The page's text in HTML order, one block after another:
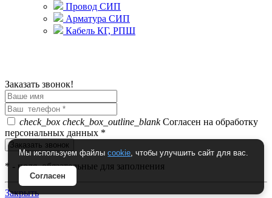
Провод СИП
Арматура СИП
Кабель КГ, РПШ
Мы используем файлыcookie, чтобы улучшить сайт для вас.
Согласен
Заказать звонок!
check_box check_box_outline_blankСогласен на обработку
персональных данных *
* - поля, обязательные для заполнения
Закрыть